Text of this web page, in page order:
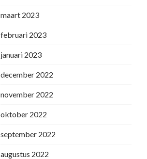
maart 2023
februari 2023
januari 2023
december 2022
november 2022
oktober 2022
september 2022
augustus 2022